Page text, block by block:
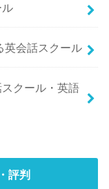
ル
英会話スクール
クール・英語
評判